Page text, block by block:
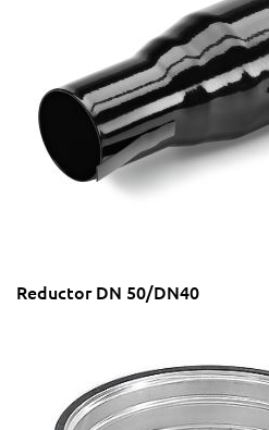
Reductor DN 50/DN40